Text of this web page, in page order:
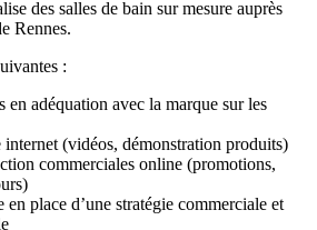
des salles de bain sur mesure auprès
Rennes.
:
en adéquation avec la marque sur les
(vidéos, démonstration produits)
commerciales online (promotions,
en place d’une stratégie commerciale et